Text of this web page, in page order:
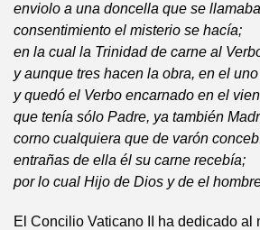
enviolo a una doncella que se
consentimiento el misterio se hacía;
en la cual la Trinidad de carne al
y aunque tres hacen la obra, en el
y quedó el Verbo encarnado en el
que tenía sólo Padre, ya también
corno cualquiera que de varón
entrañas de ella él su carne recebía;
por lo cual Hijo de Dios y de el
El Concilio Vaticano II ha dedicado al